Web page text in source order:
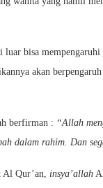
luar bisa
akan
berfirman : “Allah
dalam rahim. Dan
Al Qur’an, insya’allah